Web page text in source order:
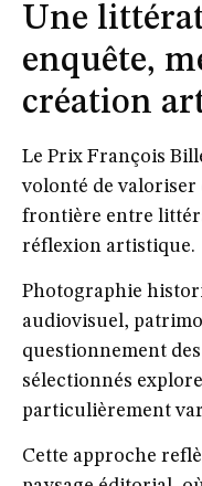
Une
enquête,
création
Le Prix François
volonté de valoriser
frontière entre
réflexion artistique.
Photographie
audiovisuel,
questionnement
sélectionnés
particulièrement
Cette approche